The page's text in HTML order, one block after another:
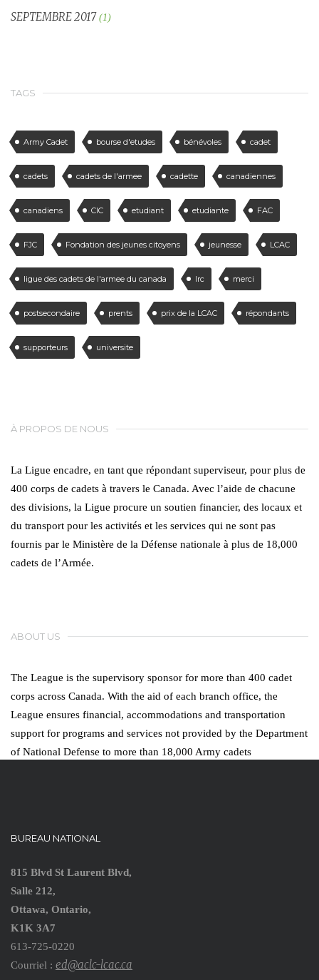
SEPTEMBRE 2017 (1)
TAGS
Army Cadet bourse d'etudes bénévoles cadet
cadets cadets de l'armee cadette canadiennes
canadiens CIC etudiant etudiante FAC
FJC Fondation des jeunes citoyens jeunesse LCAC
ligue des cadets de l'armee du canada lrc merci
postsecondaire prents prix de la LCAC répondants
supporteurs universite
À PROPOS DE NOUS
La Ligue encadre, en tant que répondant superviseur, pour plus de
400 corps de cadets à travers le Canada. Avec l’aide de chacune
des divisions, la Ligue procure un soutien financier, des locaux et
du transport pour les activités et les services qui ne sont pas
fournis par le Ministère de la Défense nationale à plus de 18,000
cadets de l’Armée.
ABOUT US
The League is the supervisory sponsor for more than 400 cadet
corps across Canada. With the aid of each branch office, the
League ensures financial, accommodations and transportation
support for programs and services not provided by the Department
of National Defense to more than 18,000 Army cadets
BUREAU NATIONAL
815 Blvd St Laurent Blvd,
Salle 212,
Ottawa, Ontario,
K1K 3A7
613-725-0220
Courriel : ed@aclc-lcac.ca